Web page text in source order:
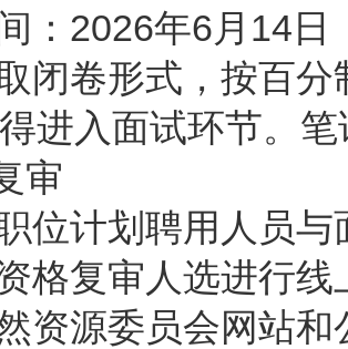
：2026年6月14日
闭卷形式，按百
进入面试环节。
审
位计划聘用人员
格复审人选进行
资源委员会网站